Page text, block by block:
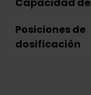
Posiciones de
dosificación